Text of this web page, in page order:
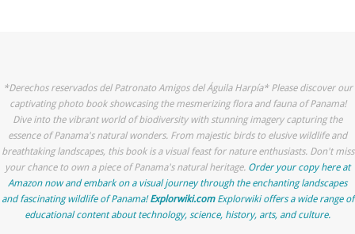
*Derechos reservados del Patronato Amigos del Águila Harpía* Please discover our
captivating photo book showcasing the mesmerizing flora and fauna of Panama!
Dive into the vibrant world of biodiversity with stunning imagery capturing the
essence of Panama's natural wonders. From majestic birds to elusive wildlife and
breathtaking landscapes, this book is a visual feast for nature enthusiasts. Don't miss
your chance to own a piece of Panama's natural heritage. Order your copy here at
Amazon now and embark on a visual journey through the enchanting landscapes
and fascinating wildlife of Panama! Explorwiki.com Explorwiki offers a wide range of
educational content about technology, science, history, arts, and culture.